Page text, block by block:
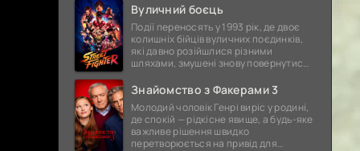
дружина Пенелопа. Та шлях, який
Вуличний боєць
Події переносять у 1993 рік, де двоє
колишніх бійців вуличних поєдинків,
які давно розійшлися різними
шляхами, змушені знову повернутися
порушує поява загадкової
Знайомство з Факерами 3
Молодий чоловік Генрі виріс у родині,
де спокій — рідкісне явище, а будь-яке
важливе рішення швидко
перетворюється на привід для